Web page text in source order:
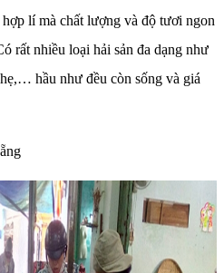
lí mà chất lượng và độ tươi ngon
rất nhiều loại hải sản đa dạng như
hầu như đều còn sống và giá